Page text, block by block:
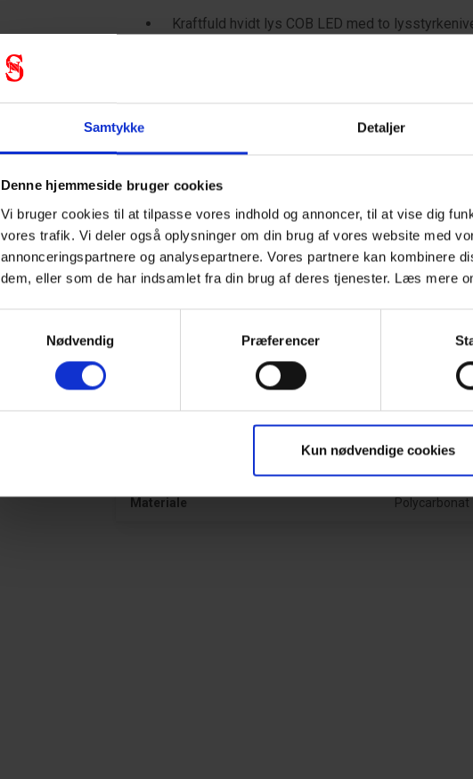
Samtykke Detaljer
Denne hjemmeside bruger cookies
Vi bruger cookies til at tilpasse vores indhold og annoncer, til at vise dig
vores trafik. Vi deler også oplysninger om din brug af vores website med
annonceringspartnere og analysepartnere. Vores partnere kan kombinere
dem, eller som de har indsamlet fra din brug af deres tjenester. Læs mere
Nødvendig
Præferencer
Kun nødvendige cookies
Kraftfuld hvidt lys COB LED med to
Bruger to AAA-batterier (LR03)
Tekniske specifikationer
Pandelamper
Materiale Polycarbonat